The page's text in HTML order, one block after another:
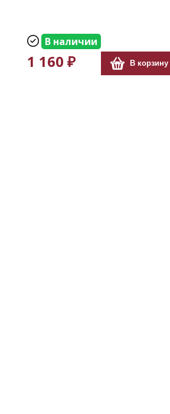
В наличии
1 160 ₽ В корзину